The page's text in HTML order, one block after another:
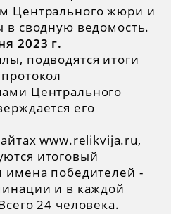
Центрального жюри и
в сводную ведомость.
2023 г.
подводятся итоги
Центрального
его
www.relikvija.ru,
итоговый
имена победителей -
и в каждой
24 человека.